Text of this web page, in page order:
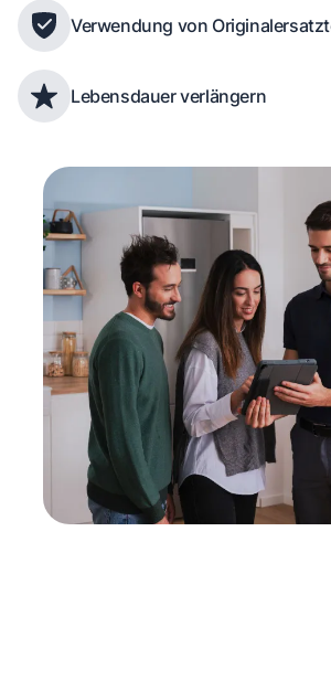
Verwendung von
Lebensdauer verlängern